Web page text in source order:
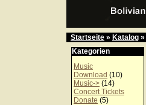
Startseite » Katalog »
Kategorien
Music
Download (10)
Music-> (14)
Concert Tickets
Donate (5)